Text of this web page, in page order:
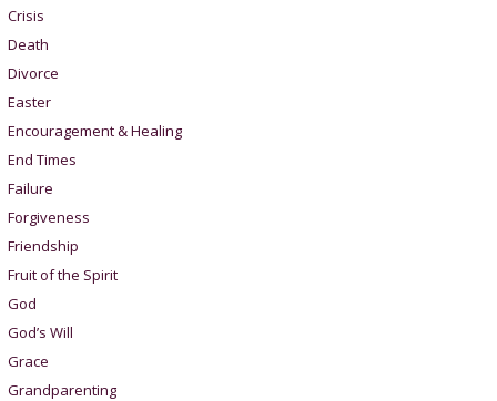
Crisis
Death
Divorce
Easter
Encouragement & Healing
End Times
Failure
Forgiveness
Friendship
Fruit of the Spirit
God
God’s Will
Grace
Grandparenting